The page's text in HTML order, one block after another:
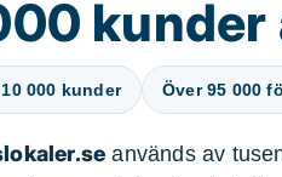
000 kunder Över 95 000
används av